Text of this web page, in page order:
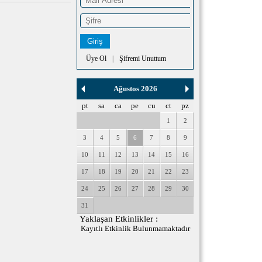
Şifremi Unuttum
Üye Ol
Ağustos 2026
pt
sa ca pe cu ct pz
1 2
3 4 5 6 7 8 9
10 11 12 13 14 15 16
17 18 19 20 21 22 23
24 25 26 27 28 29 30
31
Yaklaşan Etkinlikler :
Kayıtlı Etkinlik Bulunmamaktadır